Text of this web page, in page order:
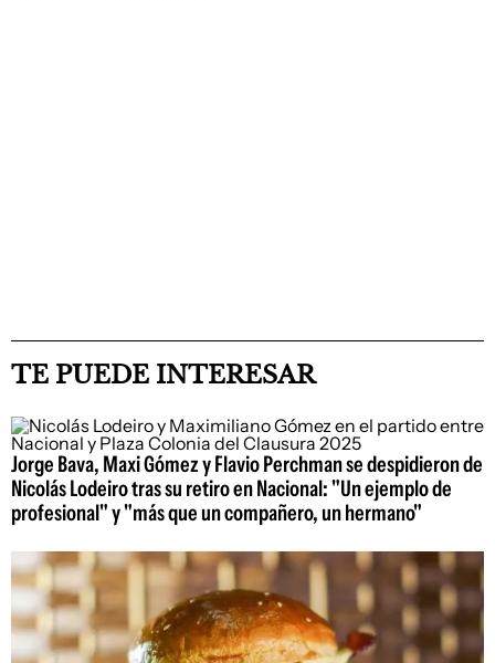
TE PUEDE INTERESAR
Jorge Bava, Maxi Gómez y Flavio Perchman se despidieron de
Nicolás Lodeiro tras su retiro en Nacional: "Un ejemplo de
profesional" y "más que un compañero, un hermano"